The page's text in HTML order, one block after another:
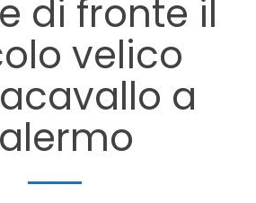
di fronte il
velico
a